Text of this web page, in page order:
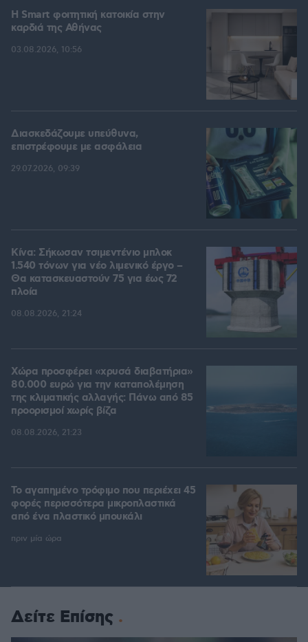
Η Smart φοιτητική κατοικία στην
καρδιά της Αθήνας
03.08.2026, 10:56
Διασκεδάζουμε υπεύθυνα,
επιστρέφουμε με ασφάλεια
29.07.2026, 09:39
Κίνα: Σήκωσαν τσιμεντένιο μπλοκ
1.540 τόνων για νέο λιμενικό έργο –
Θα κατασκευαστούν 75 για έως 72
πλοία
08.08.2026, 21:24
Χώρα προσφέρει «χρυσά διαβατήρια»
80.000 ευρώ για την καταπολέμηση
της κλιματικής αλλαγής: Πάνω από 85
προορισμοί χωρίς βίζα
08.08.2026, 21:23
Το αγαπημένο τρόφιμο που περιέχει 45
φορές περισσότερα μικροπλαστικά
από ένα πλαστικό μπουκάλι
πριν μία ώρα
Δείτε Επίσης